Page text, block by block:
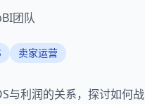
团队
卖家运营
与利润的关系，探讨如何